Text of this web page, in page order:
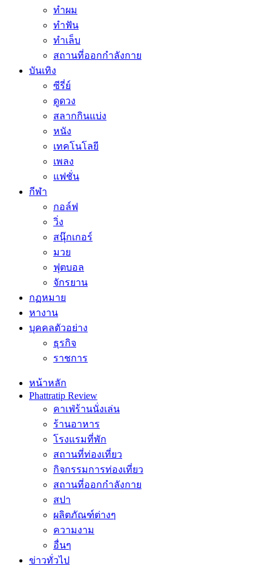
ทำผม
ทำฟัน
ทำเล็บ
สถานที่ออกกำลังกาย
บันเทิง
ซีรี่ย์
ดูดวง
สลากกินแบ่ง
หนัง
เทคโนโลยี
เพลง
แฟชั่น
กีฬา
กอล์ฟ
วิ่ง
สนุ๊กเกอร์
มวย
ฟุตบอล
จักรยาน
กฏหมาย
หางาน
บุคคลตัวอย่าง
ธุรกิจ
ราชการ
หน้าหลัก
Phattratip Review
คาเฟ่ร้านนั่งเล่น
ร้านอาหาร
โรงแรมที่พัก
สถานที่ท่องเที่ยว
กิจกรรมการท่องเที่ยว
สถานที่ออกกำลังกาย
สปา
ผลิตภัณฑ์ต่างๆ
ความงาม
อื่นๆ
ข่าวทั่วไป